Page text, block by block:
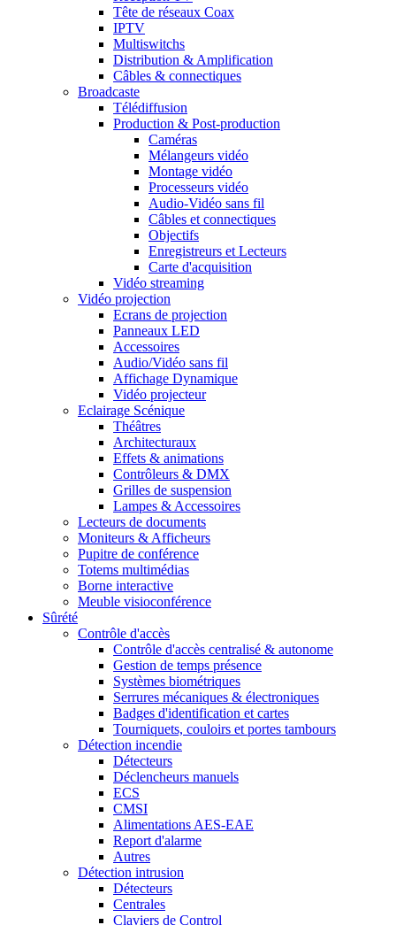
Tête de réseaux Coax
IPTV
Multiswitchs
Distribution & Amplification
Câbles & connectiques
Broadcaste
Télédiffusion
Production & Post-production
Caméras
Mélangeurs vidéo
Montage vidéo
Processeurs vidéo
Audio-Vidéo sans fil
Câbles et connectiques
Objectifs
Enregistreurs et Lecteurs
Carte d'acquisition
Vidéo streaming
Vidéo projection
Ecrans de projection
Panneaux LED
Accessoires
Audio/Vidéo sans fil
Affichage Dynamique
Vidéo projecteur
Eclairage Scénique
Théâtres
Architecturaux
Effets & animations
Contrôleurs & DMX
Grilles de suspension
Lampes & Accessoires
Lecteurs de documents
Moniteurs & Afficheurs
Pupitre de conférence
Totems multimédias
Borne interactive
Meuble visioconférence
Sûrété
Contrôle d'accès
Contrôle d'accès centralisé & autonome
Gestion de temps présence
Systèmes biométriques
Serrures mécaniques & électroniques
Badges d'identification et cartes
Tourniquets, couloirs et portes tambours
Détection incendie
Détecteurs
Déclencheurs manuels
ECS
CMSI
Alimentations AES-EAE
Report d'alarme
Autres
Détection intrusion
Détecteurs
Centrales
Claviers de Control